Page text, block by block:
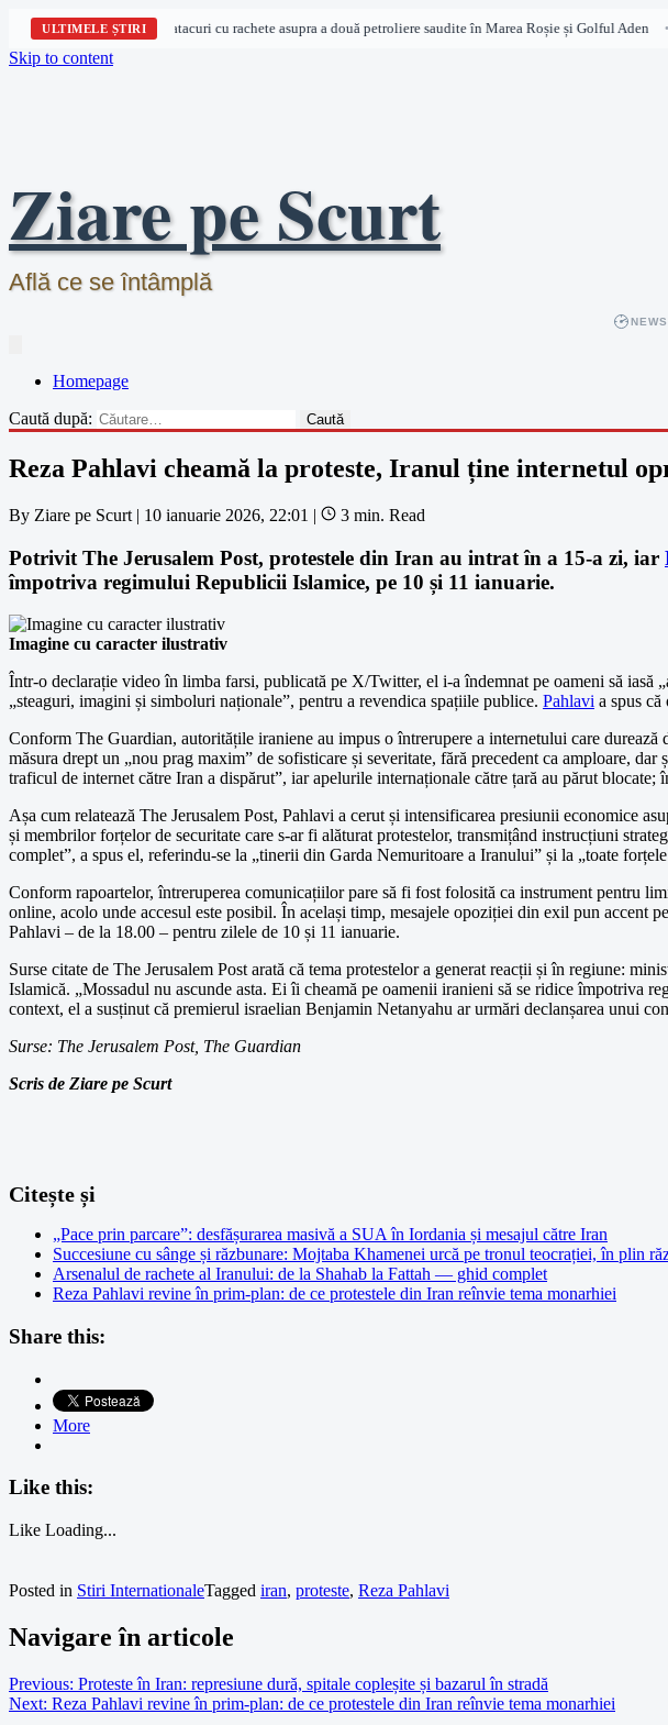
ULTIMELE ȘTIRI
Houthi revendică atacuri cu rachete asupra a două petroliere saudite în Marea Roșie și Golful Aden •
Skip to content
Ziare pe Scurt
Află ce se întâmplă
Homepage
Caută după:
Reza Pahlavi cheamă la proteste, Iranul ține internetul
By Ziare pe Scurt | 10 ianuarie 2026, 22:01 | 3 min. Read
Potrivit The Jerusalem Post, protestele din Iran au intrat în a 15-a zi, iar
împotriva regimului Republicii Islamice, pe 10 și 11 ianuarie.
Imagine cu caracter ilustrativ
Într-o declarație video în limba farsi, publicată pe X/Twitter, el i-a îndemnat pe oameni să iasă
„steaguri, imagini și simboluri naționale”, pentru a revendica spațiile publice. Pahlavi a spus
Conform The Guardian, autoritățile iraniene au impus o întrerupere a internetului care
măsura drept un „nou prag maxim” de sofisticare și severitate, fără precedent ca amploare,
traficul de internet către Iran a dispărut”, iar apelurile internaționale către țară au părut
Așa cum relatează The Jerusalem Post, Pahlavi a cerut și intensificarea presiunii economice
și membrilor forțelor de securitate care s-ar fi alăturat protestelor, transmițând instrucțiuni
complet”, a spus el, referindu-se la „tinerii din Garda Nemuritoare a Iranului” și la „toate
Conform rapoartelor, întreruperea comunicațiilor pare să fi fost folosită ca instrument pentru
online, acolo unde accesul este posibil. În același timp, mesajele opoziției din exil pun accent
Pahlavi – de la 18.00 – pentru zilele de 10 și 11 ianuarie.
Surse citate de The Jerusalem Post arată că tema protestelor a generat reacții și în regiune:
Islamică. „Mossadul nu ascunde asta. Ei îi cheamă pe oamenii iranieni să se ridice
context, el a susținut că premierul israelian Benjamin Netanyahu ar urmări declanșarea unui
Surse: The Jerusalem Post, The Guardian
Scris de Ziare pe Scurt
Citește și
„Pace prin parcare”: desfășurarea masivă a SUA în Iordania și mesajul către Iran
Succesiune cu sânge și răzbunare: Mojtaba Khamenei urcă pe tronul teocrației, în plin
Arsenalul de rachete al Iranului: de la Shahab la Fattah — ghid complet
Reza Pahlavi revine în prim-plan: de ce protestele din Iran reînvie tema monarhiei
Share this:
More
Like this:
Like Loading...
Posted in Stiri InternationaleTagged iran, proteste, Reza Pahlavi
Navigare în articole
Previous: Proteste în Iran: represiune dură, spitale copleșite și bazarul în stradă
Next: Reza Pahlavi revine în prim-plan: de ce protestele din Iran reînvie tema monarhiei